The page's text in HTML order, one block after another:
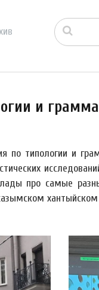
и
по типологии и
про самые